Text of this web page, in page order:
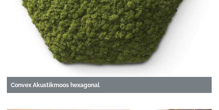
Convex Akustikmoos hexagonal